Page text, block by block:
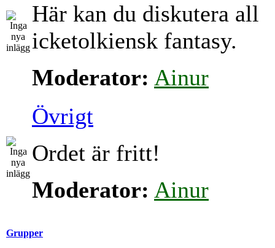
Här kan du diskutera all
icketolkiensk fantasy.
Moderator: Ainur
Övrigt
Ordet är fritt!
Moderator: Ainur
Grupper